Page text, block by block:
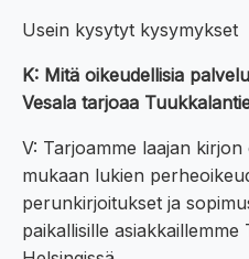
Usein kysytyt kysymykset
K: Mitä oikeudellisia
Vesala tarjoaa
V: Tarjoamme laajan
mukaan lukien
perunkirjoitukset ja
paikallisille